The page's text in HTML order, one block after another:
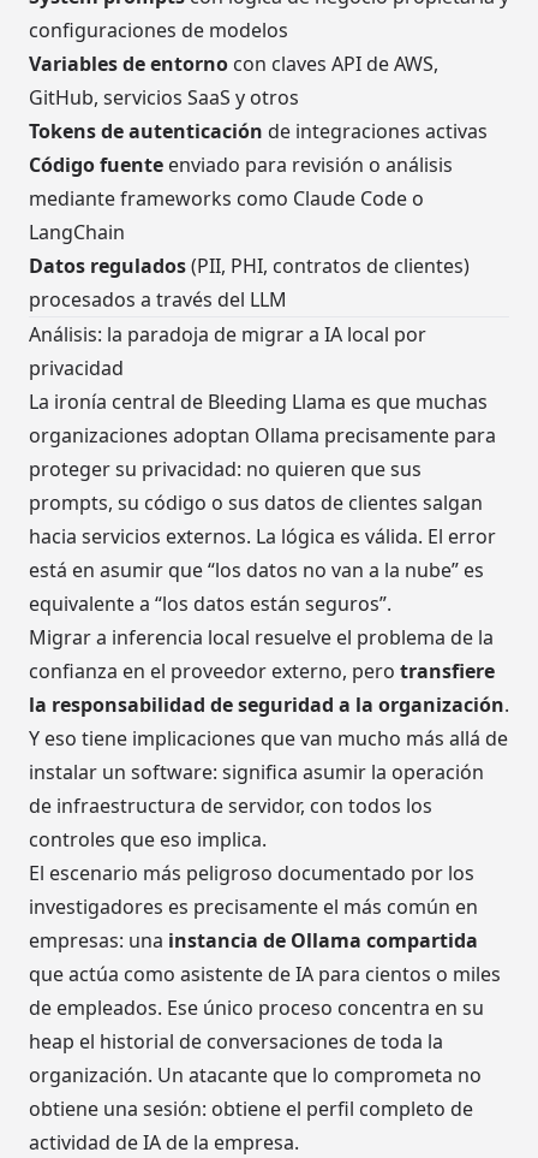
configuraciones de modelos
Variables de entorno con claves API de AWS,
GitHub, servicios SaaS y otros
Tokens de autenticación de integraciones activas
Código fuente enviado para revisión o análisis
mediante frameworks como Claude Code o
LangChain
Datos regulados(PII, PHI, contratos de clientes)
procesados a través del LLM
Análisis: la paradoja de migrar a IA local por
privacidad
La ironía central de Bleeding Llama es que muchas
organizaciones adoptan Ollama precisamente para
proteger su privacidad: no quieren que sus
prompts, su código o sus datos de clientes salgan
hacia servicios externos. La lógica es válida. El error
está en asumir que “los datos no van a la nube” es
equivalente a “los datos están seguros”.
Migrar a inferencia local resuelve el problema de la
confianza en el proveedor externo, pero transfiere
la responsabilidad de seguridad a la organización.
Y eso tiene implicaciones que van mucho más allá de
instalar un software: significa asumir la operación
de infraestructura de servidor, con todos los
controles que eso implica.
El escenario más peligroso documentado por los
investigadores es precisamente el más común en
empresas: una instancia de Ollama compartida
que actúa como asistente de IA para cientos o miles
de empleados. Ese único proceso concentra en su
heap el historial de conversaciones de toda la
organización. Un atacante que lo comprometa no
obtiene una sesión: obtiene el perfil completo de
actividad de IA de la empresa.